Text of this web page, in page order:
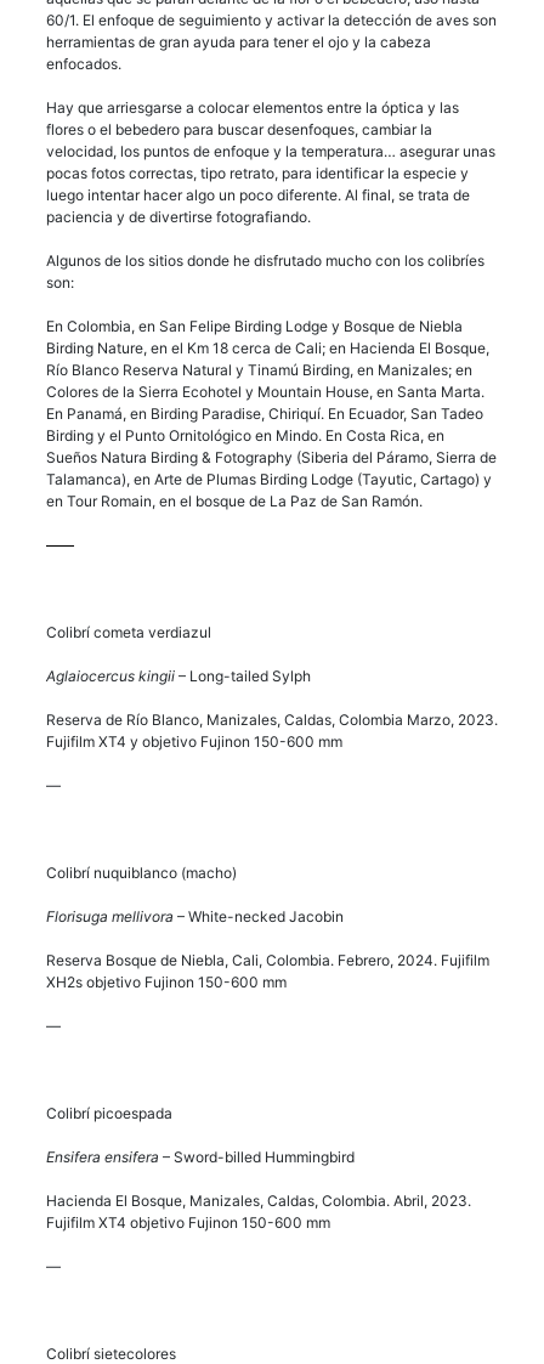
60/1. El enfoque de seguimiento y activar la detección de aves son
herramientas de gran ayuda para tener el ojo y la cabeza
enfocados.
Hay que arriesgarse a colocar elementos entre la óptica y las
flores o el bebedero para buscar desenfoques, cambiar la
velocidad, los puntos de enfoque y la temperatura… asegurar unas
pocas fotos correctas, tipo retrato, para identificar la especie y
luego intentar hacer algo un poco diferente. Al final, se trata de
paciencia y de divertirse fotografiando.
Algunos de los sitios donde he disfrutado mucho con los colibríes
son:
En Colombia, en San Felipe Birding Lodge y Bosque de Niebla
Birding Nature, en el Km 18 cerca de Cali; en Hacienda El Bosque,
Río Blanco Reserva Natural y Tinamú Birding, en Manizales; en
Colores de la Sierra Ecohotel y Mountain House, en Santa Marta.
En Panamá, en Birding Paradise, Chiriquí. En Ecuador, San Tadeo
Birding y el Punto Ornitológico en Mindo. En Costa Rica, en
Sueños Natura Birding & Fotography (Siberia del Páramo, Sierra de
Talamanca), en Arte de Plumas Birding Lodge (Tayutic, Cartago) y
en Tour Romain, en el bosque de La Paz de San Ramón.
Colibrí cometa verdiazul
Aglaiocercus kingii – Long-tailed Sylph
Reserva de Río Blanco, Manizales, Caldas, Colombia Marzo, 2023.
Fujifilm XT4 y objetivo Fujinon 150-600 mm
—
Colibrí nuquiblanco (macho)
Florisuga mellivora – White-necked Jacobin
Reserva Bosque de Niebla, Cali, Colombia. Febrero, 2024. Fujifilm
XH2s objetivo Fujinon 150-600 mm
—
Colibrí picoespada
Ensifera ensifera – Sword-billed Hummingbird
Hacienda El Bosque, Manizales, Caldas, Colombia. Abril, 2023.
Fujifilm XT4 objetivo Fujinon 150-600 mm
—
Colibrí sietecolores